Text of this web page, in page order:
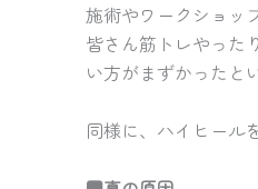
施術やワークショッ
皆さん筋トレやった
い方がまずかったと
同様に、ハイヒール